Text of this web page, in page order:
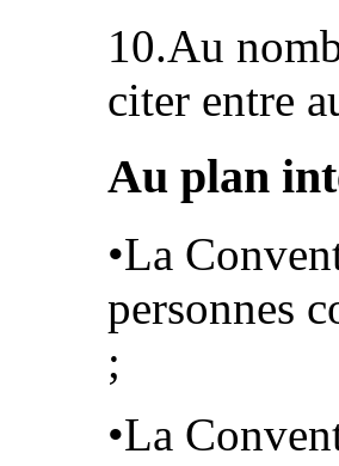
10.Au
citer entre
Au plan
•La
personnes
;
•La